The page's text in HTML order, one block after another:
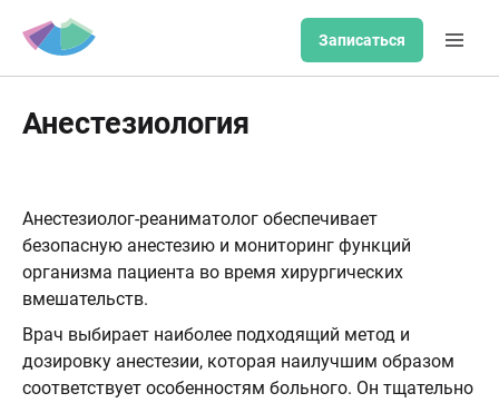
Записаться
Анестезиология
Анестезиолог-реаниматолог обеспечивает
безопасную анестезию и мониторинг функций
организма пациента во время хирургических
вмешательств.
Врач выбирает наиболее подходящий метод и
дозировку анестезии, которая наилучшим образом
соответствует особенностям больного. Он тщательно